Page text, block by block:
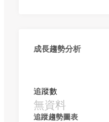
成長趨勢分析
追蹤數
無資料
追蹤趨勢圖表